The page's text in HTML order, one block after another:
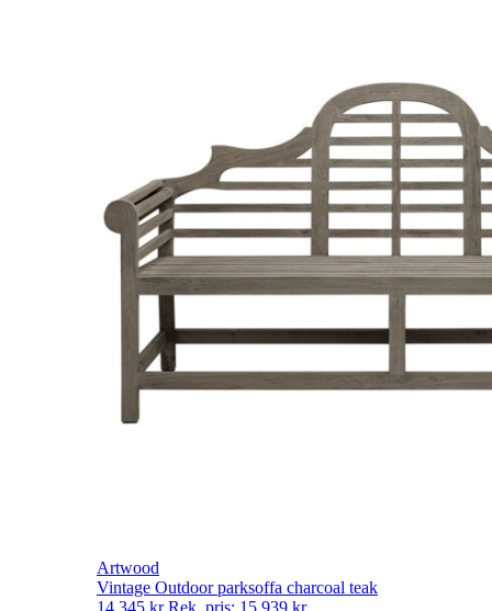
Artwood
Vintage Outdoor parksoffa charcoal teak
14 345 kr Rek. pris: 15 939 kr